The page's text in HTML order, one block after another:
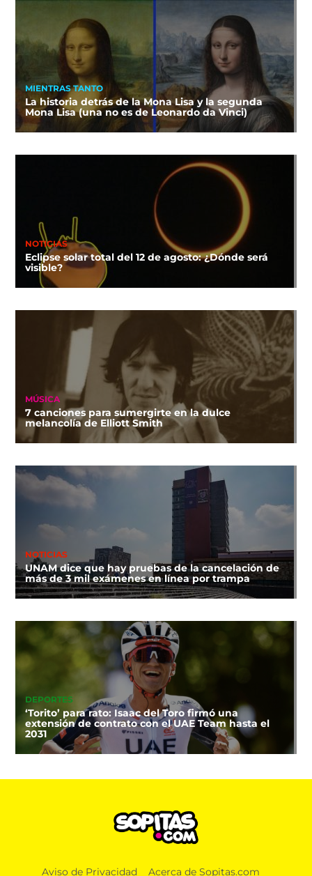
MIENTRAS TANTO
La historia detrás de la Mona Lisa y la segunda
Mona Lisa (una no es de Leonardo da Vinci)
NOTICIAS
Eclipse solar total del 12 de agosto: ¿Dónde será
visible?
MÚSICA
7 canciones para sumergirte en la dulce
melancolía de Elliott Smith
NOTICIAS
UNAM dice que hay pruebas de la cancelación de
más de 3 mil exámenes en línea por trampa
DEPORTES
‘Torito’ para rato: Isaac del Toro firmó una
extensión de contrato con el UAE Team hasta el
2031
Aviso de Privacidad Acerca de Sopitas.com